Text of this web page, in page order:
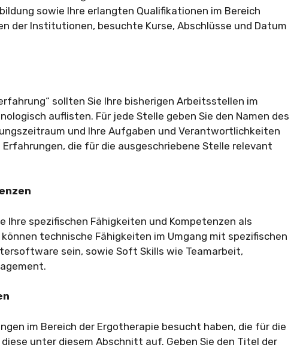
sowie Ihre erlangten Qualifikationen im Bereich
der Institutionen, besuchte Kurse, Abschlüsse und Datum
sollten Sie Ihre bisherigen Arbeitsstellen im
auflisten. Für jede Stelle geben Sie den Namen des
und Ihre Aufgaben und Verantwortlichkeiten
die für die ausgeschriebene Stelle relevant
Ihre spezifischen Fähigkeiten und Kompetenzen als
technische Fähigkeiten im Umgang mit spezifischen
sein, sowie Soft Skills wie Teamarbeit,
im Bereich der Ergotherapie besucht haben, die für die
unter diesem Abschnitt auf. Geben Sie den Titel der